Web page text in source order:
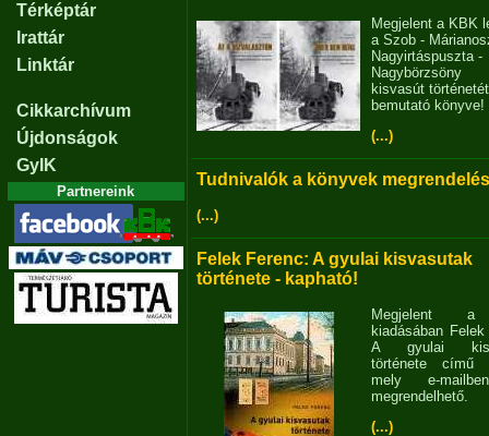
Térképtár
Irattár
Linktár
Cikkarchívum
Újdonságok
GyIK
Partnereink
Megjelent a KBK
a Szob -
Nagyirtáspuszta -
Nagybörzsöny
kisvasút történetét
bemutató könyve!
(...)
Tudnivalók a könyvek
(...)
Felek Ferenc: A gyulai kisvasutak
története - kapható!
Megjelent
kiadásában
A gyulai
története című
mely e-
megrendelhető.
(...)